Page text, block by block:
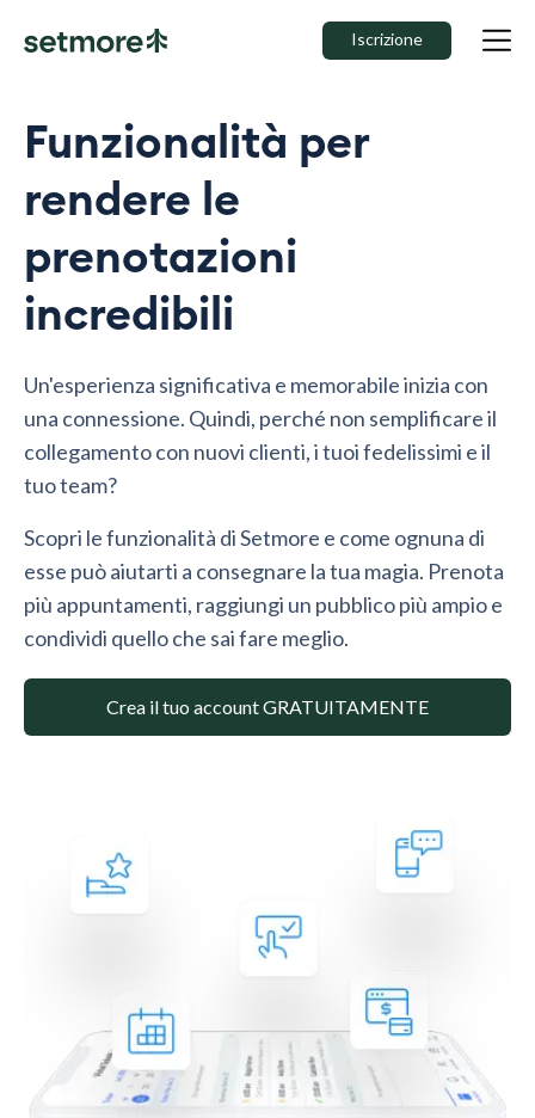
Iscrizione
Funzionalità per
rendere le
prenotazioni
incredibili
Un'esperienza significativa e memorabile inizia con
una connessione. Quindi, perché non semplificare il
collegamento con nuovi clienti, i tuoi fedelissimi e il
tuo team?
Scopri le funzionalità di Setmore e come ognuna di
esse può aiutarti a consegnare la tua magia. Prenota
più appuntamenti, raggiungi un pubblico più ampio e
condividi quello che sai fare meglio.
Crea il tuo account GRATUITAMENTE